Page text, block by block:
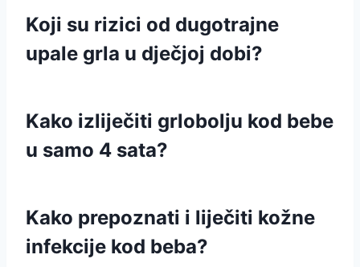
Koji su rizici od dugotrajne
upale grla u dječjoj dobi?
Kako izliječiti grlobolju kod bebe
u samo 4 sata?
Kako prepoznati i liječiti kožne
infekcije kod beba?